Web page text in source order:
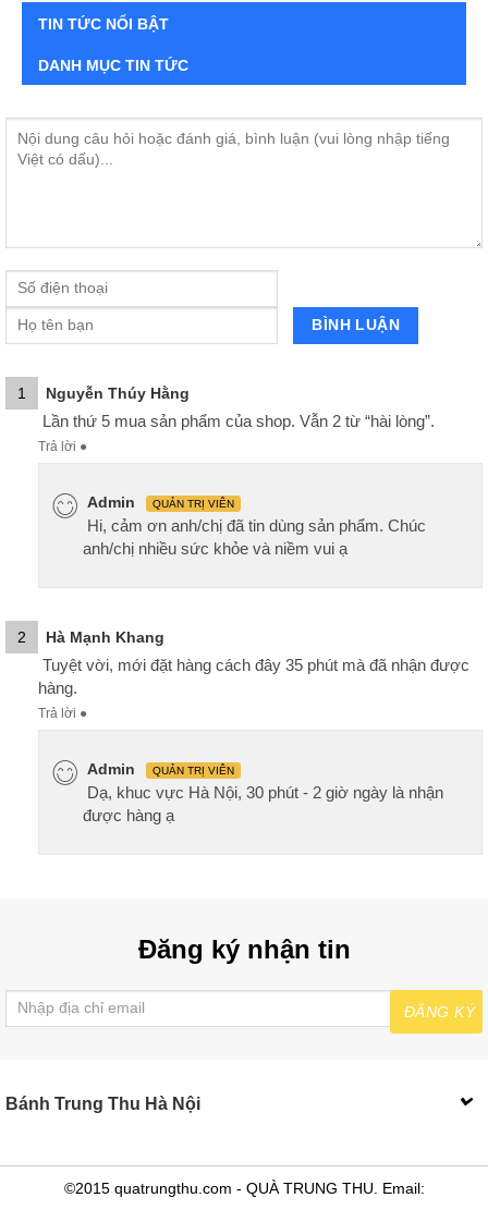
TIN TỨC NỔI BẬT
DANH MỤC TIN TỨC
1 Nguyễn Thúy Hằng
Lần thứ 5 mua sản phẩm của shop. Vẫn 2 từ “hài lòng”.
Trả lời ●
Admin QUẢN TRỊ VIÊN
Hi, cảm ơn anh/chị đã tin dùng sản phẩm. Chúc
anh/chị nhiều sức khỏe và niềm vui ạ
2 Hà Mạnh Khang
Tuyệt vời, mới đặt hàng cách đây 35 phút mà đã nhận được
hàng.
Trả lời ●
Admin QUẢN TRỊ VIÊN
Dạ, khuc vực Hà Nội, 30 phút - 2 giờ ngày là nhận
được hàng ạ
Đăng ký nhận tin
ĐĂNG KÝ
Bánh Trung Thu Hà Nội
©2015 quatrungthu.com - QUÀ TRUNG THU. Email: